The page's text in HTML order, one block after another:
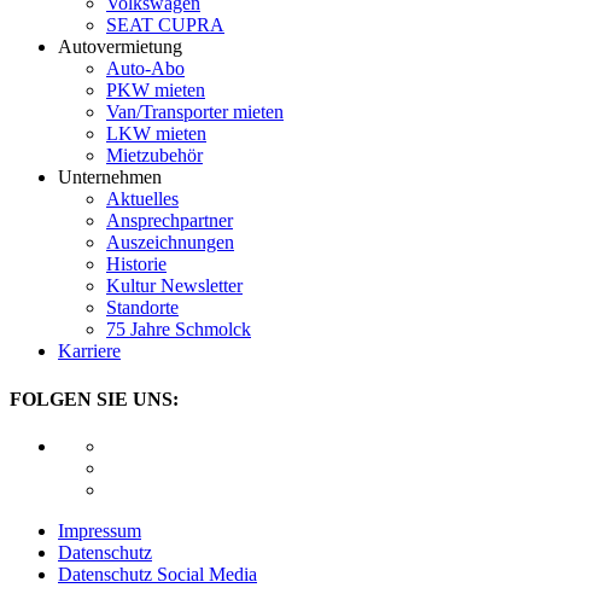
SEAT CUPRA
Autovermietung
Auto-Abo
PKW mieten
Van/Transporter mieten
LKW mieten
Mietzubehör
Unternehmen
Aktuelles
Ansprechpartner
Auszeichnungen
Historie
Kultur Newsletter
Standorte
75 Jahre Schmolck
Karriere
FOLGEN SIE UNS:
Impressum
Datenschutz
Datenschutz Social Media